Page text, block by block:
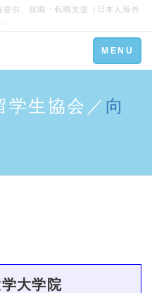
供、就職・転職支援（日本人海外
Toggle
navigation
MENU
学生協会／ 向
大学院